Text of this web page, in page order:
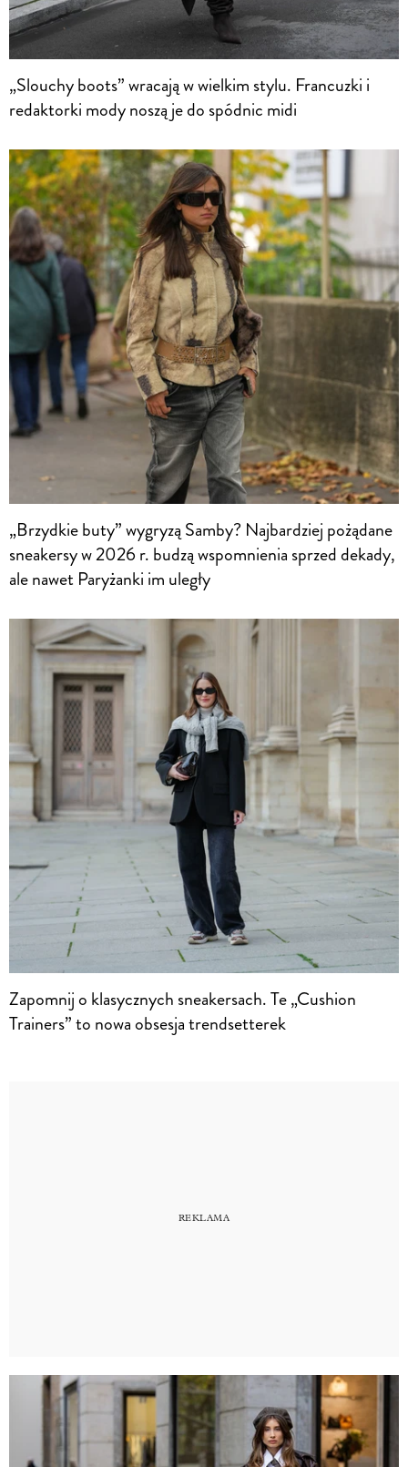
„Slouchy boots” wracają w wielkim stylu. Francuzki i
redaktorki mody noszą je do spódnic midi
„Brzydkie buty” wygryzą Samby? Najbardziej pożądane
sneakersy w 2026 r. budzą wspomnienia sprzed dekady,
ale nawet Paryżanki im uległy
Zapomnij o klasycznych sneakersach. Te „Cushion
Trainers” to nowa obsesja trendsetterek